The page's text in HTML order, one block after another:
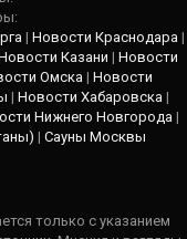
| Новости Краснодара |
Казани | Новости
Омска| Новости
| Новости Хабаровска|
Нижнего Новгорода|
| Сауны Москвы
только с указанием